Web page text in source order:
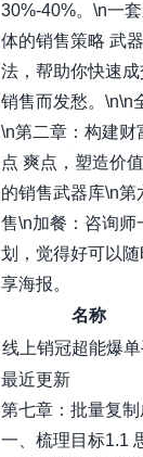
30%-40%。\n一
体的销售策略 武
法，帮助你快速
销售而发愁。\n\n
\n第二章：构建财
点 爽点，塑造价
的销售武器库\n
售\n加餐：咨询师
划，觉得好可以
享海报。
名称
线上销冠超能爆
最近更新
第七章：批量复
一、梳理目标1.1